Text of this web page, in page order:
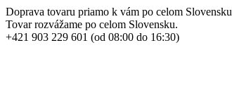
Doprava tovaru priamo k vám po celom Slovensku
Tovar rozvážame po celom Slovensku.
+421 903 229 601 (od 08:00 do 16:30)